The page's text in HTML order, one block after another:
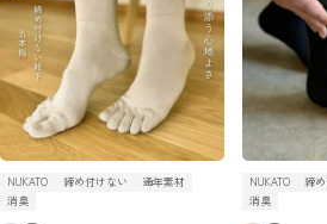
NUKATO 締め付けない
通年素材
消臭
NUKATO 締
消臭